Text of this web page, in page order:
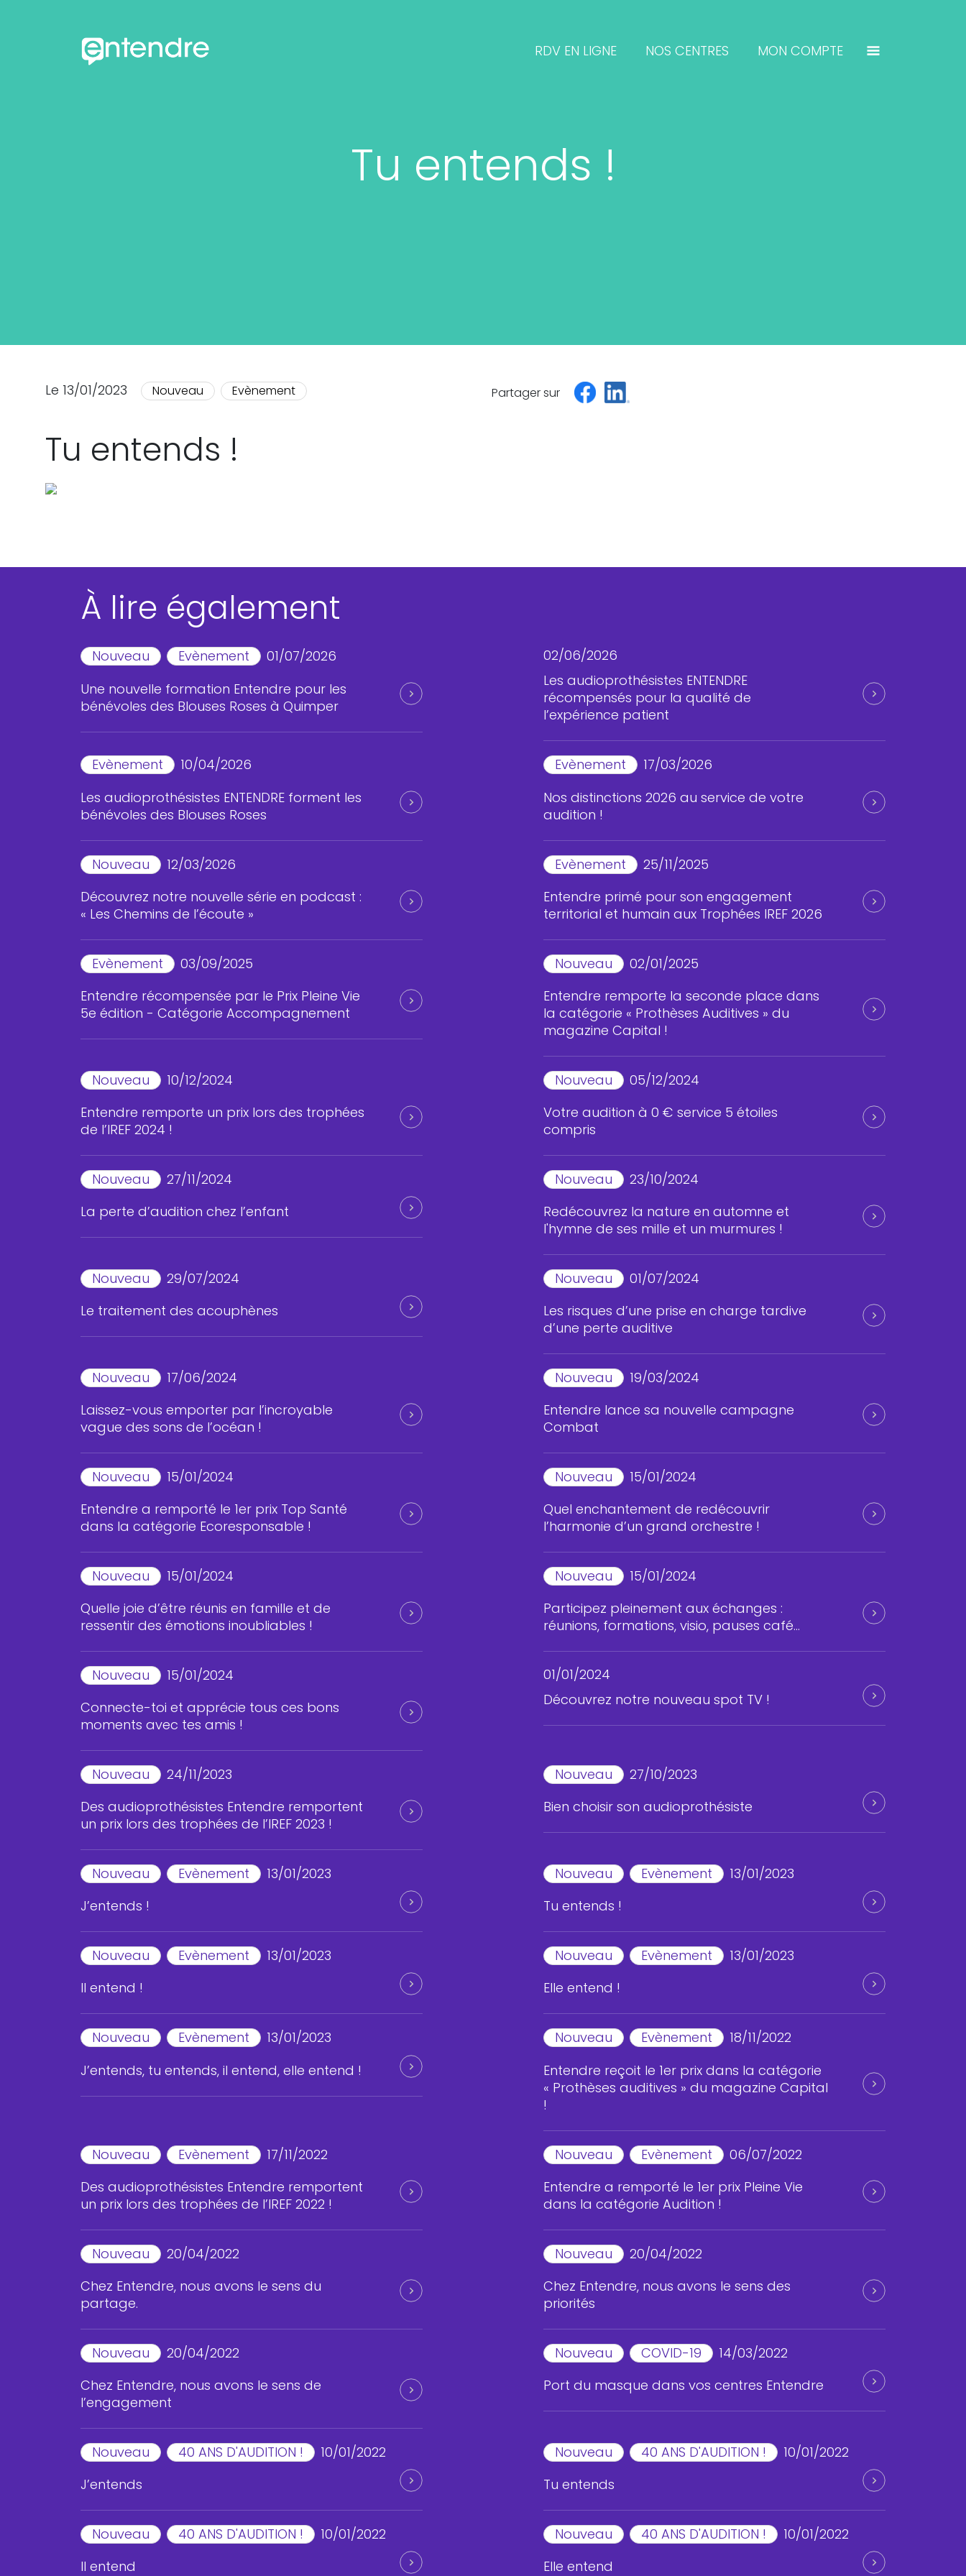
RDV EN LIGNE NOS CENTRES MON COMPTE
Tu entends !
Le 13/01/2023 Nouveau Evènement Partager sur
Tu entends !
À lire également
Nouveau Evènement
01/07/2026
Une nouvelle formation Entendre pour les
bénévoles des Blouses Roses à Quimper
02/06/2026
Les audioprothésistes ENTENDRE
récompensés pour la qualité de
l’expérience patient
Evènement
10/04/2026
Les audioprothésistes ENTENDRE forment les
bénévoles des Blouses Roses
Evènement
17/03/2026
Nos distinctions 2026 au service de votre
audition !
Nouveau
12/03/2026
Découvrez notre nouvelle série en podcast :
« Les Chemins de l’écoute »
Evènement
25/11/2025
Entendre primé pour son engagement
territorial et humain aux Trophées IREF 2026
Evènement
03/09/2025
Entendre récompensée par le Prix Pleine Vie
5e édition - Catégorie Accompagnement
Nouveau
02/01/2025
Entendre remporte la seconde place dans
la catégorie « Prothèses Auditives » du
magazine Capital !
Nouveau
10/12/2024
Entendre remporte un prix lors des trophées
de l’IREF 2024 !
Nouveau
05/12/2024
Votre audition à 0 € service 5 étoiles
compris
Nouveau
27/11/2024
La perte d’audition chez l’enfant
Nouveau
23/10/2024
Redécouvrez la nature en automne et
l'hymne de ses mille et un murmures !
Nouveau
29/07/2024
Le traitement des acouphènes
Nouveau
01/07/2024
Les risques d’une prise en charge tardive
d’une perte auditive
Nouveau
17/06/2024
Laissez-vous emporter par l’incroyable
vague des sons de l’océan !
Nouveau
19/03/2024
Entendre lance sa nouvelle campagne
Combat
Nouveau
15/01/2024
Entendre a remporté le 1er prix Top Santé
dans la catégorie Ecoresponsable !
Nouveau
15/01/2024
Quel enchantement de redécouvrir
l’harmonie d’un grand orchestre !
Nouveau
15/01/2024
Quelle joie d’être réunis en famille et de
ressentir des émotions inoubliables !
Nouveau
15/01/2024
Participez pleinement aux échanges :
réunions, formations, visio, pauses café…
Nouveau
15/01/2024
Connecte-toi et apprécie tous ces bons
moments avec tes amis !
01/01/2024
Découvrez notre nouveau spot TV !
Nouveau
24/11/2023
Des audioprothésistes Entendre remportent
un prix lors des trophées de l’IREF 2023 !
Nouveau
27/10/2023
Bien choisir son audioprothésiste
Nouveau Evènement
13/01/2023
J’entends !
Nouveau Evènement
13/01/2023
Tu entends !
Nouveau Evènement
13/01/2023
Il entend !
Nouveau Evènement
13/01/2023
Elle entend !
Nouveau Evènement
13/01/2023
J’entends, tu entends, il entend, elle entend !
Nouveau Evènement
18/11/2022
Entendre reçoit le 1er prix dans la catégorie
« Prothèses auditives » du magazine Capital
!
Nouveau Evènement
17/11/2022
Des audioprothésistes Entendre remportent
un prix lors des trophées de l’IREF 2022 !
Nouveau Evènement
06/07/2022
Entendre a remporté le 1er prix Pleine Vie
dans la catégorie Audition !
Nouveau
20/04/2022
Chez Entendre, nous avons le sens du
partage.
Nouveau
20/04/2022
Chez Entendre, nous avons le sens des
priorités
Nouveau
20/04/2022
Chez Entendre, nous avons le sens de
l’engagement
Nouveau COVID-19
14/03/2022
Port du masque dans vos centres Entendre
Nouveau 40 ANS D'AUDITION !
10/01/2022
J’entends
Nouveau 40 ANS D'AUDITION !
10/01/2022
Tu entends
Nouveau 40 ANS D'AUDITION !
10/01/2022
Il entend
Nouveau 40 ANS D'AUDITION !
10/01/2022
Elle entend